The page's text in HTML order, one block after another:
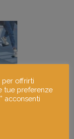
offrirti
tue preferenze
acconsenti